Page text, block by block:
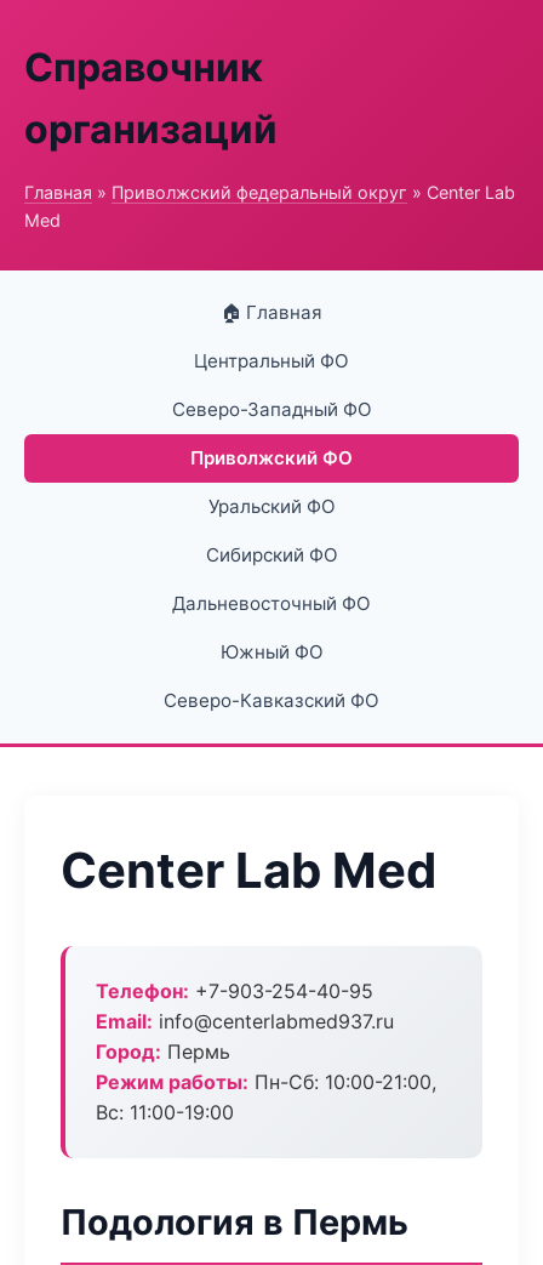
Справочник
организаций
Главная » Приволжский федеральный округ » Center Lab
Med
🏠 Главная
Центральный ФО
Северо-Западный ФО
Приволжский ФО
Уральский ФО
Сибирский ФО
Дальневосточный ФО
Южный ФО
Северо-Кавказский ФО
Center Lab Med
Телефон: +7-903-254-40-95
Email: info@centerlabmed937.ru
Город: Пермь
Режим работы: Пн-Сб: 10:00-21:00,
Вс: 11:00-19:00
Подология в Пермь